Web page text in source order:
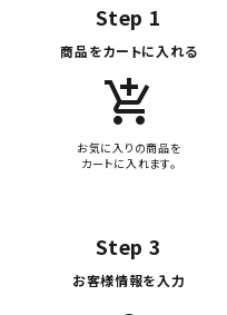
Step 1
商品をカートに入れる
add_shopping_cart
お気に入りの商品を
カートに入れます。
Step 3
お客様情報を入力